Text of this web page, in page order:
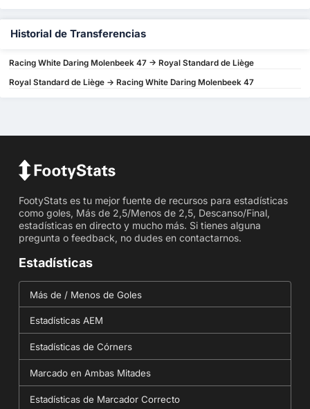
Historial de Transferencias
Racing White Daring Molenbeek 47 -> Royal Standard de Liège
Royal Standard de Liège -> Racing White Daring Molenbeek 47
FootyStats es tu mejor fuente de recursos para estadísticas
como goles, Más de 2,5/Menos de 2,5, Descanso/Final,
estadísticas en directo y mucho más. Si tienes alguna
pregunta o feedback, no dudes en contactarnos.
Estadísticas
Más de / Menos de Goles
Estadísticas AEM
Estadísticas de Córners
Marcado en Ambas Mitades
Estadísticas de Marcador Correcto